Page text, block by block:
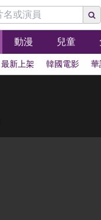
動漫 兒童
最新上架 韓國電影 華